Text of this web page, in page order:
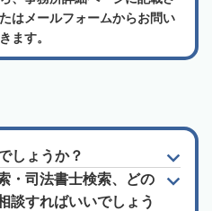
はメールフォームからお問い
ます。
しょうか？
・司法書士検索、どの
談すればいいでしょう